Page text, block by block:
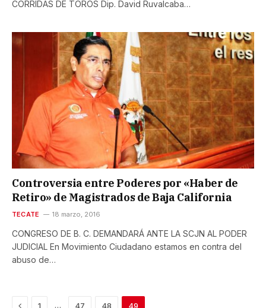
CORRIDAS DE TOROS Dip. David Ruvalcaba…
Controversia entre Poderes por «Haber de
Retiro» de Magistrados de Baja California
TECATE 18 marzo, 2016
CONGRESO DE B. C. DEMANDARÁ ANTE LA SCJN AL PODER
JUDICIAL En Movimiento Ciudadano estamos en contra del
abuso de…
Previous
1 … 47 48 49